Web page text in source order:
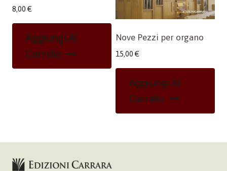
8,00 €
Aggiungi Al
Carrello
Nove Pezzi per organo
15,00 €
Aggiungi Al
Carrello